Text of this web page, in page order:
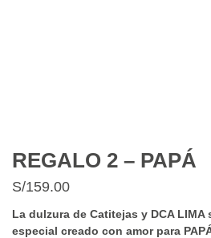
REGALO 2 – PAPÁ
S/159.00
La dulzura de Catitejas y DCA
especial creado con amor para